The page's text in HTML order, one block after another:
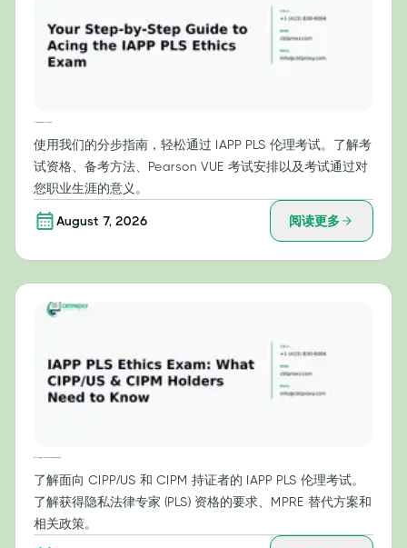
使用我们的分步指南，轻松通过 IAPP PLS 伦理考试。了解考
试资格、备考方法、Pearson VUE 考试安排以及考试通过对
您职业生涯的意义。
August 7, 2026 阅读更多
了解面向 CIPP/US 和 CIPM 持证者的 IAPP PLS 伦理考试。
了解获得隐私法律专家 (PLS) 资格的要求、MPRE 替代方案和
相关政策。